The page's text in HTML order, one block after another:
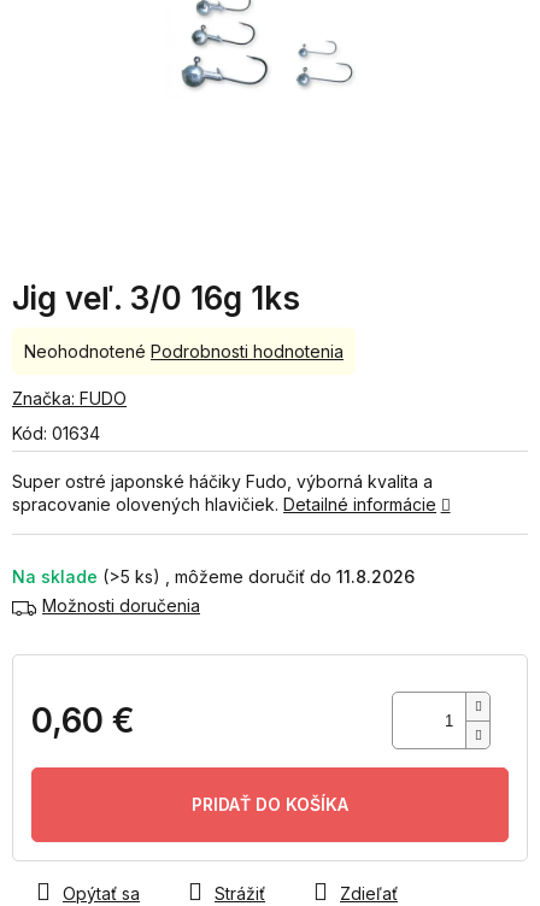
Jig veľ. 3/0 16g 1ks
Kód: 01634
Na sklade (>5 ks)
11.8.2026
Možnosti doručenia
0,60 €
PRIDAŤ DO KOŠÍKA
Super ostré japonské háčiky Fudo, výborná kvalita a
spracovanie olovených hlavičiek. Detailné informácie
Opýtať sa Strážiť Zdieľať
Priemerné
produktu
0,0
5
hviezdičiek.
Neohodnotené Podrobnosti hodnotenia
Značka: FUDO